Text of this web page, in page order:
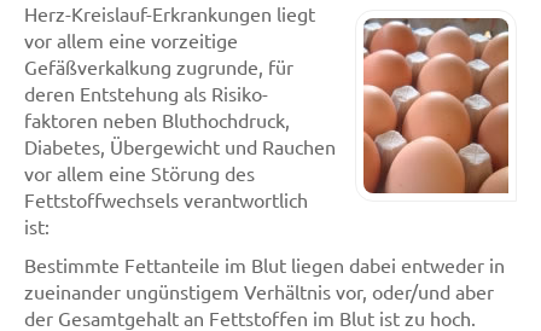
Herz-Kreislauf-Erkrankungen liegt
vor allem eine vorzeitige
Gefäßverkalkung zugrunde, für
deren Entstehung als Risiko-
faktoren neben Bluthochdruck,
Diabetes, Übergewicht und Rauchen
vor allem eine Störung des
Fettstoffwechsels verantwortlich
ist:
Bestimmte Fettanteile im Blut liegen dabei entweder in
zueinander ungünstigem Verhältnis vor, oder/und aber
der Gesamtgehalt an Fettstoffen im Blut ist zu hoch.